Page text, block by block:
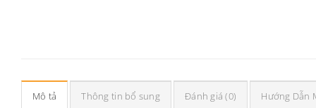
Mô tả Thông tin bổ sung Đánh giá (0) Hướng Dẫn